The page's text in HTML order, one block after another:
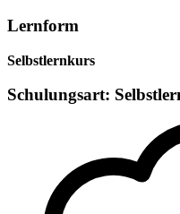
Lernform
Selbstlernkurs
Schulungsart: